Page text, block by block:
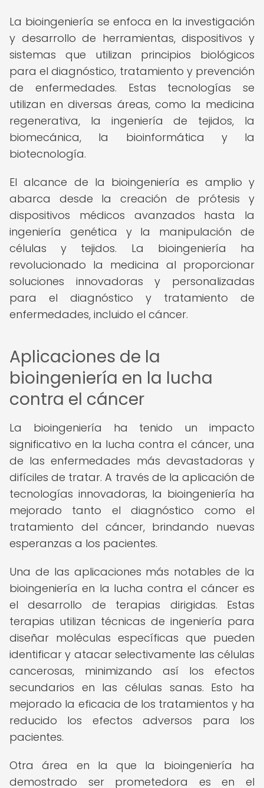
La bioingeniería se enfoca en la investigación
y desarrollo de herramientas, dispositivos y
sistemas que utilizan principios biológicos
para el diagnóstico, tratamiento y prevención
de enfermedades. Estas tecnologías se
utilizan en diversas áreas, como la medicina
regenerativa, la ingeniería de tejidos, la
biomecánica, la bioinformática y la
biotecnología.
El alcance de la bioingeniería es amplio y
abarca desde la creación de prótesis y
dispositivos médicos avanzados hasta la
ingeniería genética y la manipulación de
células y tejidos. La bioingeniería ha
revolucionado la medicina al proporcionar
soluciones innovadoras y personalizadas
para el diagnóstico y tratamiento de
enfermedades, incluido el cáncer.
Aplicaciones de la
bioingeniería en la lucha
contra el cáncer
La bioingeniería ha tenido un impacto
significativo en la lucha contra el cáncer, una
de las enfermedades más devastadoras y
difíciles de tratar. A través de la aplicación de
tecnologías innovadoras, la bioingeniería ha
mejorado tanto el diagnóstico como el
tratamiento del cáncer, brindando nuevas
esperanzas a los pacientes.
Una de las aplicaciones más notables de la
bioingeniería en la lucha contra el cáncer es
el desarrollo de terapias dirigidas. Estas
terapias utilizan técnicas de ingeniería para
diseñar moléculas específicas que pueden
identificar y atacar selectivamente las células
cancerosas, minimizando así los efectos
secundarios en las células sanas. Esto ha
mejorado la eficacia de los tratamientos y ha
reducido los efectos adversos para los
pacientes.
Otra área en la que la bioingeniería ha
demostrado ser prometedora es en el